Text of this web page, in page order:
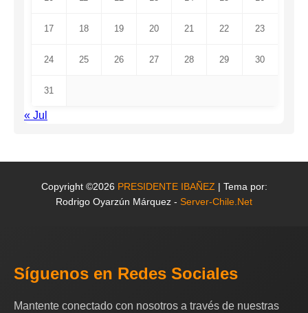
17 18 19 20 21 22 23
24 25 26 27 28 29 30
31
« Jul
Copyright ©2026 PRESIDENTE IBAÑEZ | Tema por:
Rodrigo Oyarzún Márquez - Server-Chile.Net
Síguenos en Redes Sociales
Mantente conectado con nosotros a través de nuestras